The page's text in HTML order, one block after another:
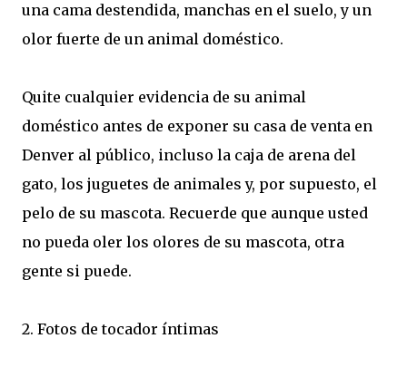
una cama destendida, manchas en el suelo, y un
olor fuerte de un animal doméstico.
Quite cualquier evidencia de su animal
doméstico antes de exponer su casa de venta en
Denver al público, incluso la caja de arena del
gato, los juguetes de animales y, por supuesto, el
pelo de su mascota. Recuerde que aunque usted
no pueda oler los olores de su mascota, otra
gente si puede.
2. Fotos de tocador íntimas